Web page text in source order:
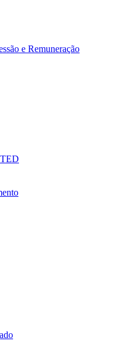
e Remuneração